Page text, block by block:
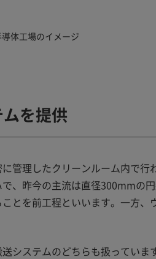
体工場のイメージ
を提供
管理したクリーンルーム内で
、昨今の主流は直径300mmの
とを前工程といいます。一方
システムのどちらも扱ってい